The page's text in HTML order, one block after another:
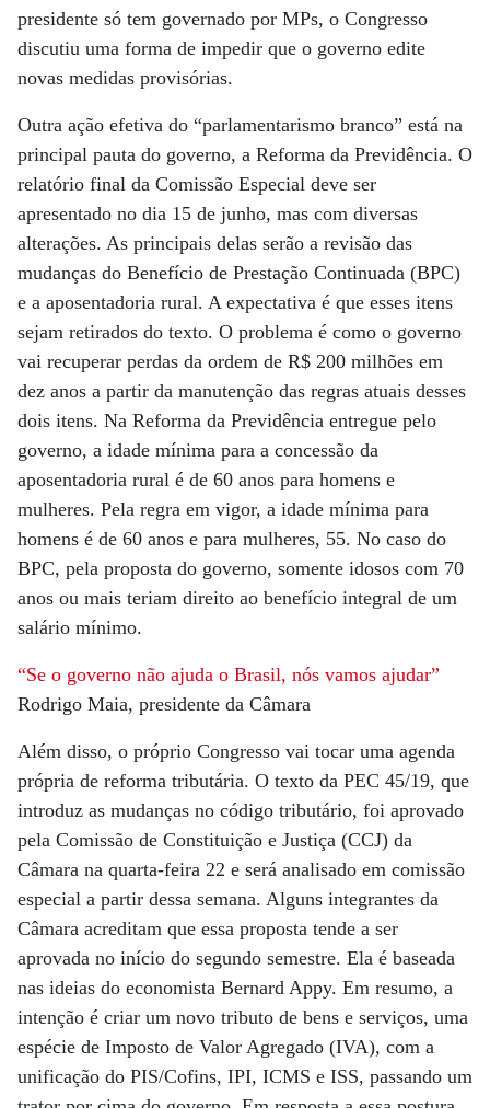
presidente só tem governado por MPs, o Congresso
discutiu uma forma de impedir que o governo edite
novas medidas provisórias.
Outra ação efetiva do “parlamentarismo branco” está na
principal pauta do governo, a Reforma da Previdência. O
relatório final da Comissão Especial deve ser
apresentado no dia 15 de junho, mas com diversas
alterações. As principais delas serão a revisão das
mudanças do Benefício de Prestação Continuada (BPC)
e a aposentadoria rural. A expectativa é que esses itens
sejam retirados do texto. O problema é como o governo
vai recuperar perdas da ordem de R$ 200 milhões em
dez anos a partir da manutenção das regras atuais desses
dois itens. Na Reforma da Previdência entregue pelo
governo, a idade mínima para a concessão da
aposentadoria rural é de 60 anos para homens e
mulheres. Pela regra em vigor, a idade mínima para
homens é de 60 anos e para mulheres, 55. No caso do
BPC, pela proposta do governo, somente idosos com 70
anos ou mais teriam direito ao benefício integral de um
salário mínimo.
“Se o governo não ajuda o Brasil, nós vamos ajudar”
Rodrigo Maia, presidente da Câmara
Além disso, o próprio Congresso vai tocar uma agenda
própria de reforma tributária. O texto da PEC 45/19, que
introduz as mudanças no código tributário, foi aprovado
pela Comissão de Constituição e Justiça (CCJ) da
Câmara na quarta-feira 22 e será analisado em comissão
especial a partir dessa semana. Alguns integrantes da
Câmara acreditam que essa proposta tende a ser
aprovada no início do segundo semestre. Ela é baseada
nas ideias do economista Bernard Appy. Em resumo, a
intenção é criar um novo tributo de bens e serviços, uma
espécie de Imposto de Valor Agregado (IVA), com a
unificação do PIS/Cofins, IPI, ICMS e ISS, passando um